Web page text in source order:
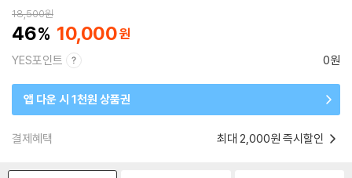
18,500원
46 10,000
YES포인트 0원
앱 다운 시 1천원 상품권
결제혜택 최대 2,000원 즉시할인